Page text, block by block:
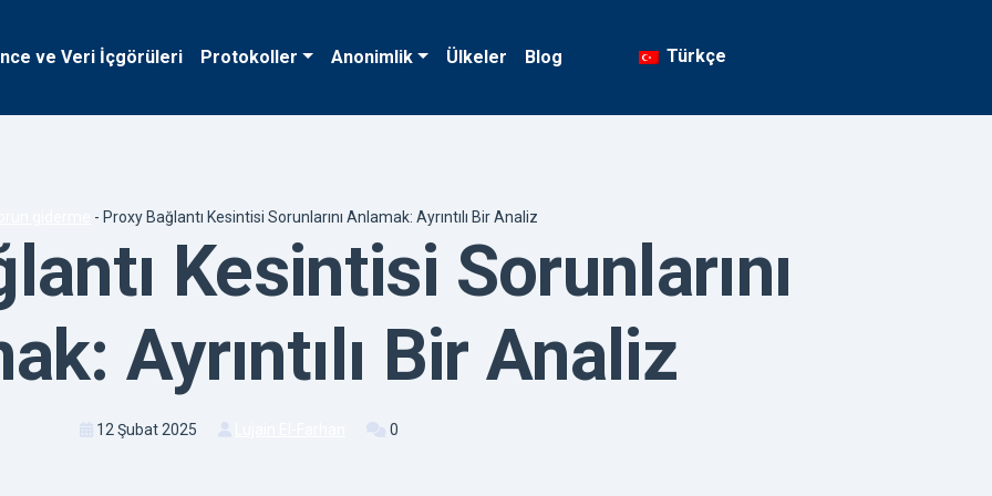
ve Veri İçgörüleri Protokoller Anonimlik Ülkeler Blog Türkçe
- Proxy Bağlantı Kesintisi Sorunlarını Anlamak: Ayrıntılı Bir Analiz
Kesintisi Sorunlarını
Ayrıntılı Bir Analiz
12 Şubat 2025 0